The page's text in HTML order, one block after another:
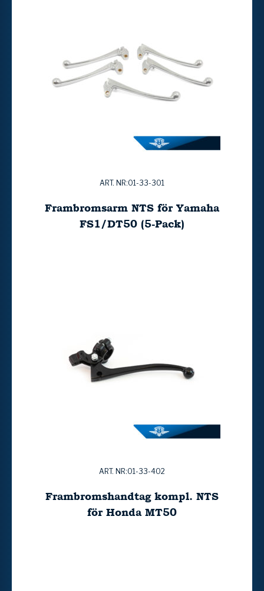
ART. NR:01-33-301
Frambromsarm NTS för Yamaha
FS1/DT50 (5-Pack)
ART. NR:01-33-402
Frambromshandtag kompl. NTS
för Honda MT50